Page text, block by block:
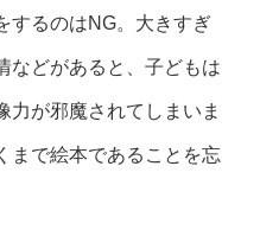
するのはNG。大きすぎ
などがあると、子どもは
力が邪魔されてしまいま
まで絵本であることを忘